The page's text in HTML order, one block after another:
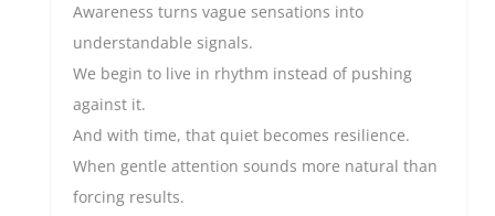
Awareness turns vague sensations into
understandable signals.
We begin to live in rhythm instead of pushing
against it.
And with time, that quiet becomes resilience.
When gentle attention sounds more natural than
forcing results.